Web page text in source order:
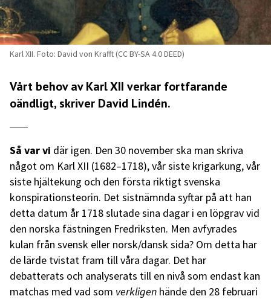
Karl XII. Foto: David von Krafft (CC BY-SA 4.0 DEED)
Vårt behov av Karl XII verkar fortfarande
oändligt, skriver David Lindén.
Så var vi där igen. Den 30 november ska man skriva
något om Karl XII (1682–1718), vår siste krigarkung, vår
siste hjältekung och den första riktigt svenska
konspirationsteorin. Det sistnämnda syftar på att han
detta datum år 1718 slutade sina dagar i en löpgrav vid
den norska fästningen Fredriksten. Men avfyrades
kulan från svensk eller norsk/dansk sida? Om detta har
de lärde tvistat fram till våra dagar. Det har
debatterats och analyserats till en nivå som endast kan
matchas med vad som verkligen hände den 28 februari